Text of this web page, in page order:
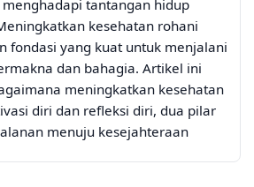
tantangan hidup
kesehatan rohani
fondasi yang kuat untuk menjalani
dan bahagia. Artikel ini
meningkatkan kesehatan
diri dan refleksi diri, dua pilar
menuju kesejahteraan